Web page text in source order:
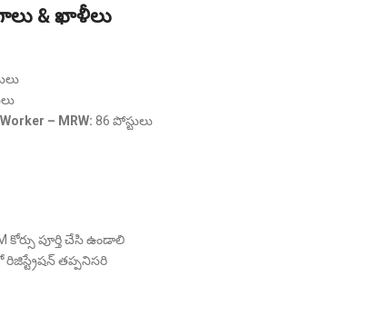
& ఖాళీలు
– MRW: 86 పోస్టులు
కోర్సు పూర్తి చేసి ఉండాలి
రిజిస్ట్రేషన్ తప్పనిసరి